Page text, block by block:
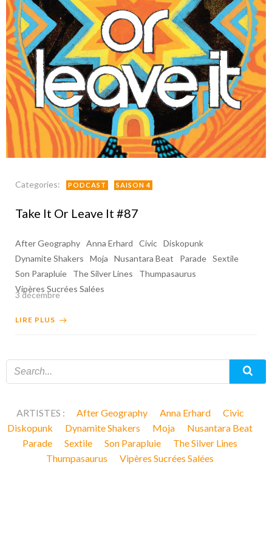
Categories: PODCAST SAISON 4
Take It Or Leave It #87
After Geography Anna Erhard Civic Diskopunk
Dynamite Shakers
Moja Nusantara Beat Parade Sextile
Son Parapluie
The Silver Lines
Thumpasaurus
Vipères Sucrées Salées
3 décembre
LIRE PLUS
ARTISTES : After Geography Anna Erhard
Civic
Diskopunk
Dynamite Shakers Moja
Nusantara Beat
Parade
Sextile Son Parapluie
The Silver Lines
Thumpasaurus
Vipères Sucrées Salées